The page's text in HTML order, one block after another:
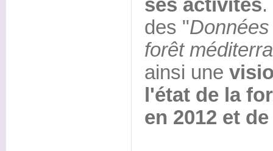
ses activités
des "
forêt
ainsi une
l'état de la
en 2012 et